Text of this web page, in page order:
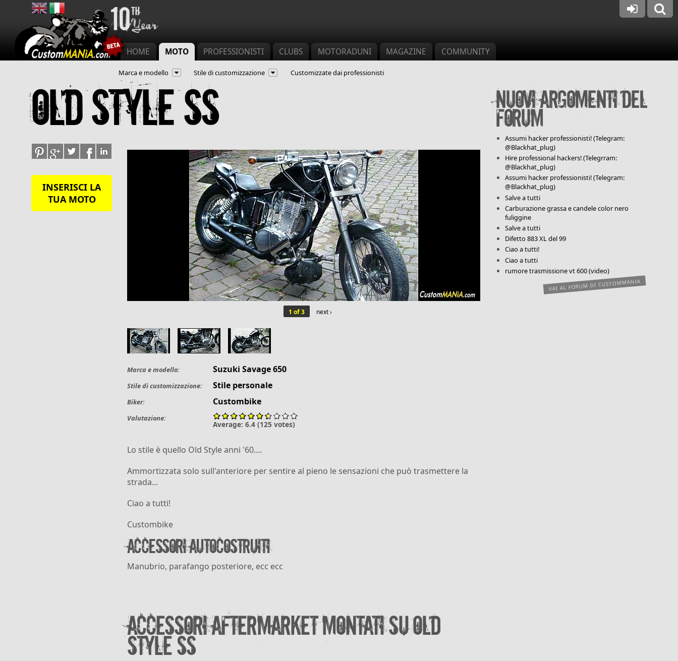
Old Style SS
1 of 3 next ›
Marca e modello: Suzuki Savage 650
Stile di customizzazione: Stile personale
Biker: Custombike
Valutazione:
Average: 6.4 (125 votes)
Lo stile è quello Old Style anni '60....
Ammortizzata solo sull'anteriore per sentire al pieno le sensazioni che può trasmettere la
strada...
Ciao a tutti!
Custombike
Accessori autocostruiti
Manubrio, parafango posteriore, ecc ecc
Accessori aftermarket montati su Old
Style SS
INSERISCI LA
TUA MOTO
Nuovi argomenti del
forum
Assumi hacker professionisti! (Telegram:
@Blackhat_plug)
Hire professional hackers! (Telegrram:
@Blackhat_plug)
Assumi hacker professionisti! (Telegram:
@Blackhat_plug)
Salve a tutti
Carburazione grassa e candele color nero
fuliggine
Salve a tutti
Difetto 883 XL del 99
Ciao a tutti!
Ciao a tutti
rumore trasmissione vt 600 (video)
VAI AL FORUM DI CUSTOMMANIA
Menu principale
HOME MOTO PROFESSIONISTI CLUBS MOTORADUNI MAGAZINE COMMUNITY
Marca e modello Stile di customizzazione Customizzate dai professionisti